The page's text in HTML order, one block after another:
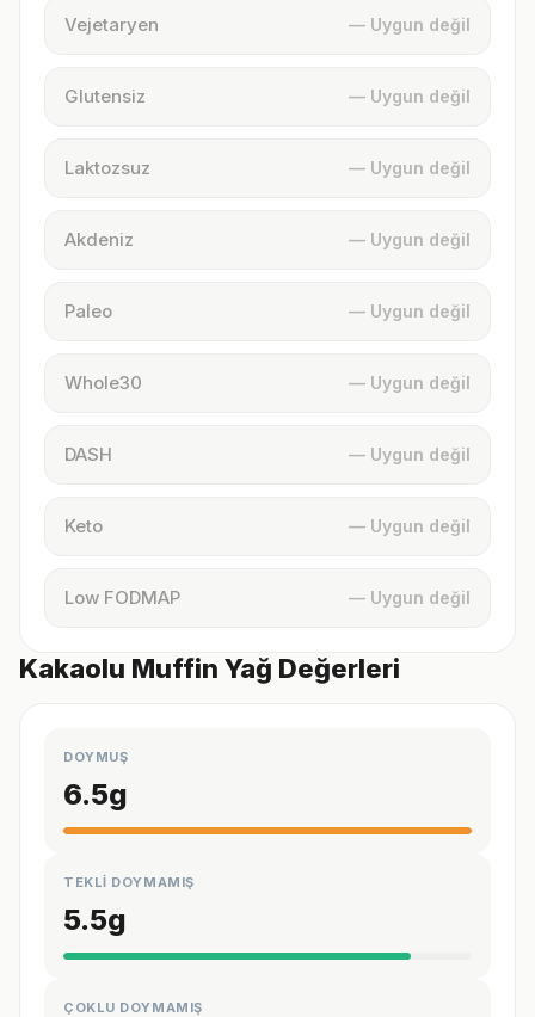
Vejetaryen — Uygun değil
Glutensiz — Uygun değil
Laktozsuz — Uygun değil
Akdeniz — Uygun değil
Paleo — Uygun değil
Whole30 — Uygun değil
DASH — Uygun değil
Keto — Uygun değil
Low FODMAP — Uygun değil
Kakaolu Muffin Yağ Değerleri
DOYMUŞ
6.5g
TEKLİ DOYMAMIŞ
5.5g
ÇOKLU DOYMAMIŞ